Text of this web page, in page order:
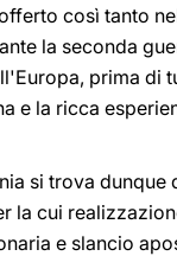
così tanto
la seconda
prima di
e la ricca
si trova dunque
la cui
e slancio